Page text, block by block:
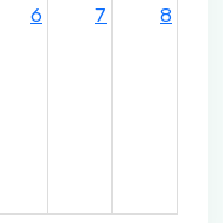
เนินการตามหลักเกณฑ์การ
ะนำผลงานวิจัยไปใช้ประโย
าะห์ตอบแบบสอบถาม
วดพลงานเชิงสร้างสรรค์ สิ่ง
การแข่งขันและรายชื่อผู้มีสิ
ารออกแบบตราสัญลักษณ์
ารตรวจราชการและติดตาม
าศผลการแข่งขันทักษะภาษา
6 7 8